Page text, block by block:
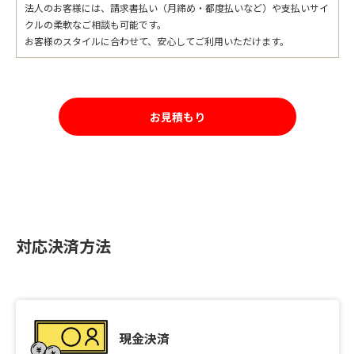
法人のお客様には、請求書払い（月締め・都度払いなど）や支払いサイ
クルの柔軟なご相談も可能です。
お客様のスタイルに合わせて、安心してご利用いただけます。
お見積もり
対応決済方法
現金決済